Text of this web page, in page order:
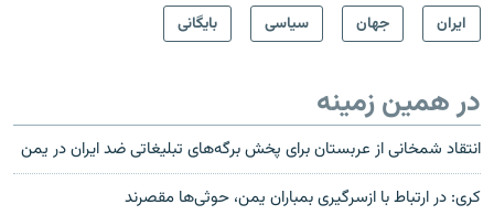
ايران
جهان سیاسی بایگانی
در همین زمینه
انتقاد شمخانی از عربستان برای پخش برگه‌های تبلیغاتی ضد ایران در یمن
کری: در ارتباط با ازسرگیری بمباران یمن، حوثی‌ها مقصرند